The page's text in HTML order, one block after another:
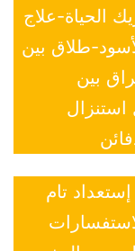
الحياة-علاج
طلاق بين
بين
استنزال
تام